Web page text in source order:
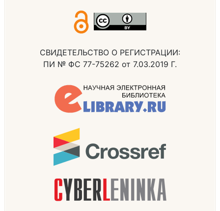
СВИДЕТЕЛЬСТВО О РЕГИСТРАЦИИ:
ПИ № ФС 77-75262 от 7.03.2019 Г.